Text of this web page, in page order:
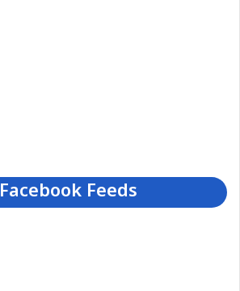
Facebook Feeds